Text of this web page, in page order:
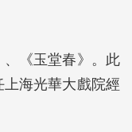
《玉堂春》。此
海光華大戲院經